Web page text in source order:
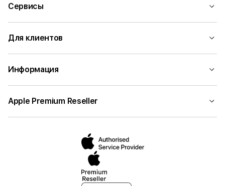
Сервисы
Для клиентов
Информация
Apple Premium Reseller